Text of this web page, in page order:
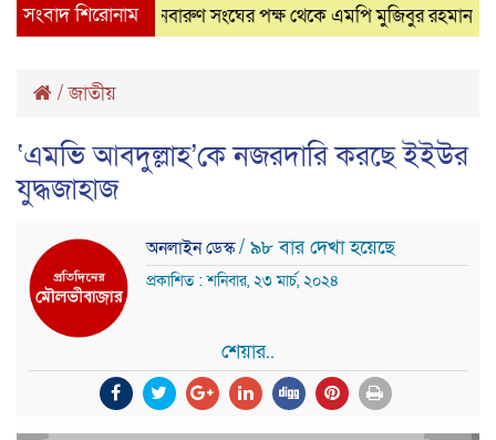
সংবাদ শিরোনামনবারুণ সংঘের পক্ষ থেকে এমপি মুজিবুর রহমান চৌধুরীকে
/জাতীয়
‘এমভি আবদুল্লাহ’কে নজরদারি করছে ইইউর
যুদ্ধজাহাজ
অনলাইন ডেস্ক/ ৯৮ বার দেখা হয়েছে
প্রকাশিত : শনিবার, ২৩ মার্চ, ২০২৪
শেয়ার..